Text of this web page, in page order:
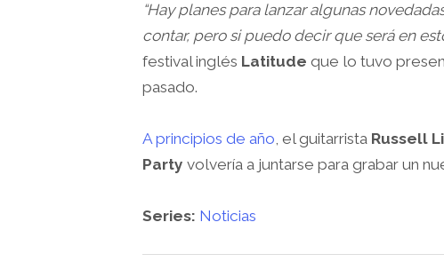
“Hay planes para lanzar algunas
contar, pero si puedo decir que será en
festival inglés Latitude que lo tuvo
pasado.
A principios de año, el guitarrista Russell
Party volvería a juntarse para grabar un
Series: Noticias